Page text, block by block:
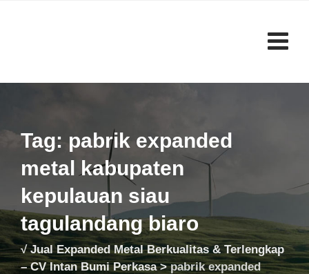
Tag: pabrik expanded
metal kabupaten
kepulauan siau
tagulandang biaro
√ Jual Expanded Metal Berkualitas & Terlengkap
– CV Intan Bumi Perkasa>pabrik expanded